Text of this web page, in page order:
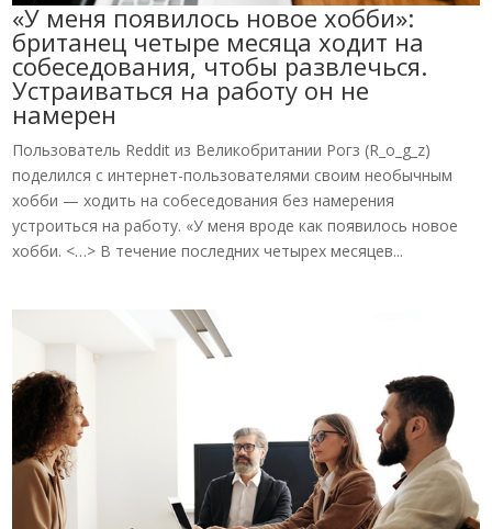
«У меня появилось новое хобби»:
британец четыре месяца ходит на
собеседования, чтобы развлечься.
Устраиваться на работу он не
намерен
Пользователь Reddit из Великобритании Рогз (R_o_g_z)
поделился с интернет-пользователями своим необычным
хобби — ходить на собеседования без намерения
устроиться на работу. «У меня вроде как появилось новое
хобби. <…> В течение последних четырех месяцев...